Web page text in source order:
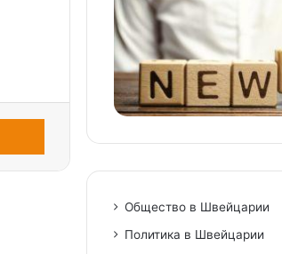
Odnoklassniki
Общество в Швейцарии
Политика в Швейцарии